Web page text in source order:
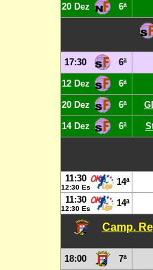
20 Dez 6ª
17:30 6ª
12 Dez 6ª
20 Dez 6ª
14 Dez 6ª
11:30
12:30 Es
14ª
11:30
12:30 Es
14ª
Camp.
18:00 7ª